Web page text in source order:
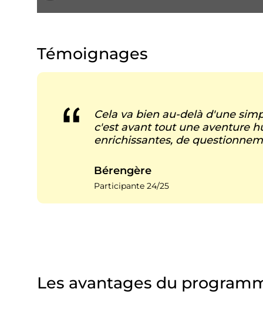
t
e
n
Témoignages
Cela va bien au-delà d'une
c'est avant tout une aventure
enrichissantes, de
Bérengère
Participante 24/25
Les avantages du